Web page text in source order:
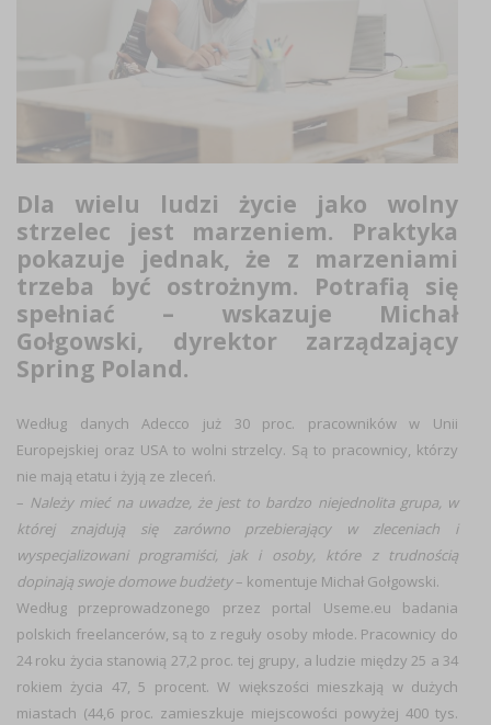
Dla wielu ludzi życie jako wolny
strzelec jest marzeniem. Praktyka
pokazuje jednak, że z marzeniami
trzeba być ostrożnym. Potrafią się
spełniać – wskazuje Michał
Gołgowski, dyrektor zarządzający
Spring Poland.
Według danych Adecco już 30 proc. pracowników w Unii
Europejskiej oraz USA to wolni strzelcy. Są to pracownicy, którzy
nie mają etatu i żyją ze zleceń.
– Należy mieć na uwadze, że jest to bardzo niejednolita grupa, w
której znajdują się zarówno przebierający w zleceniach i
wyspecjalizowani programiści, jak i osoby, które z trudnością
dopinają swoje domowe budżety– komentuje Michał Gołgowski.
Według przeprowadzonego przez portal Useme.eu badania
polskich freelancerów, są to z reguły osoby młode. Pracownicy do
24 roku życia stanowią 27,2 proc. tej grupy, a ludzie między 25 a 34
rokiem życia 47, 5 procent. W większości mieszkają w dużych
miastach (44,6 proc. zamieszkuje miejscowości powyżej 400 tys.